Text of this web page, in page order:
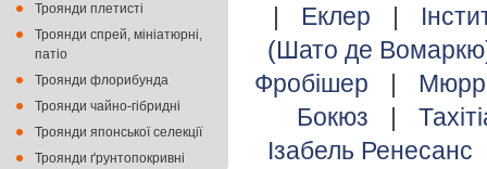
|
Еклер |
(Шато де
Фробішер
|
Бокюз
|
Ізабель Ренесанс
Троянди плетисті
Троянди спрей, мініатюрні,
патіо
Троянди флорибунда
Троянди чайно-гібридні
Троянди японської селекції
Троянди ґрунтопокривні